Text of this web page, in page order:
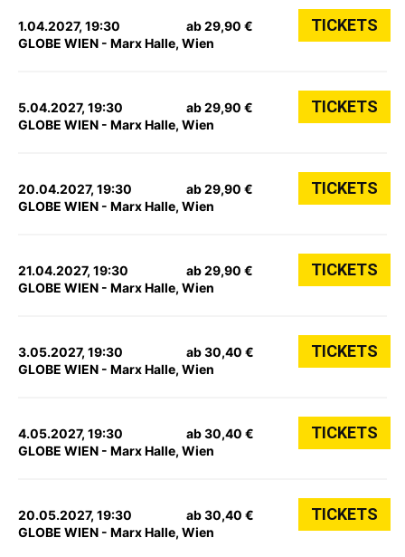
1.04.2027, 19:30
GLOBE WIEN - Marx Halle, Wien
ab 29,90 € TICKETS
5.04.2027, 19:30
GLOBE WIEN - Marx Halle, Wien
ab 29,90 € TICKETS
20.04.2027, 19:30
GLOBE WIEN - Marx Halle, Wien
ab 29,90 € TICKETS
21.04.2027, 19:30
GLOBE WIEN - Marx Halle, Wien
ab 29,90 € TICKETS
3.05.2027, 19:30
GLOBE WIEN - Marx Halle, Wien
ab 30,40 € TICKETS
4.05.2027, 19:30
GLOBE WIEN - Marx Halle, Wien
ab 30,40 € TICKETS
20.05.2027, 19:30
GLOBE WIEN - Marx Halle, Wien
ab 30,40 € TICKETS